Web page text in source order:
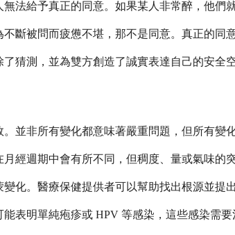
法給予真正的同意。如果某人非常醉，他們就
斷被問而疲憊不堪，那不是同意。真正的同
猜測，並為雙方創造了誠實表達自己的安全空
並非所有變化都意味著嚴重問題，但所有變化
經週期中會有所不同，但稠度、量或氣味的
化。醫療保健提供者可以幫助找出根源並提出
表明單純疱疹或 HPV 等感染，這些感染需要